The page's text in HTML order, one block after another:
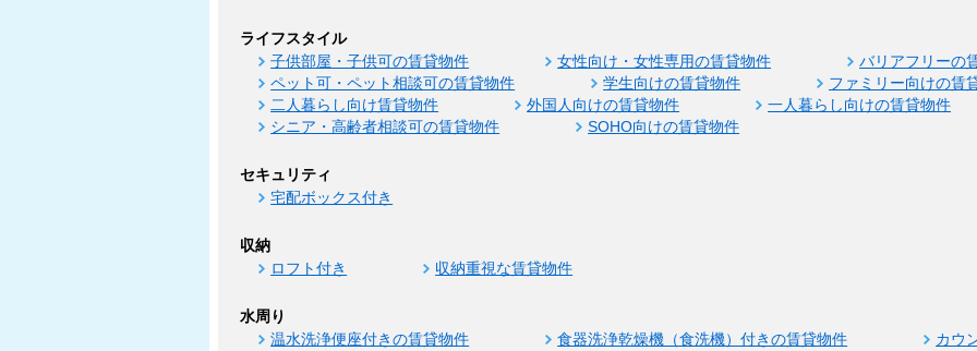
ライフスタイル
子供部屋・子供可の賃貸物件 女性向け・女性専用の賃貸物件
バリアフリーの
ペット可・ペット相談可の賃貸物件
学生向けの賃貸物件 ファミリー向けの賃
二人暮らし向け賃貸物件
外国人向けの賃貸物件
一人暮らし向けの賃貸物件
シニア・高齢者相談可の賃貸物件
SOHO向けの賃貸物件
セキュリティ
宅配ボックス付き
収納
ロフト付き 収納重視な賃貸物件
水周り
温水洗浄便座付きの賃貸物件 食器洗浄乾燥機（食洗機）付きの賃貸物件
カウ